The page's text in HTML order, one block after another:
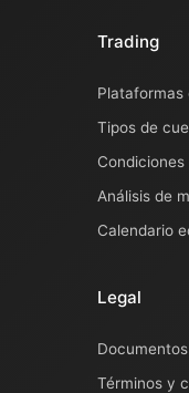
Trading
Plataformas
Tipos de
Análisis de
Calendario
Legal
Términos y